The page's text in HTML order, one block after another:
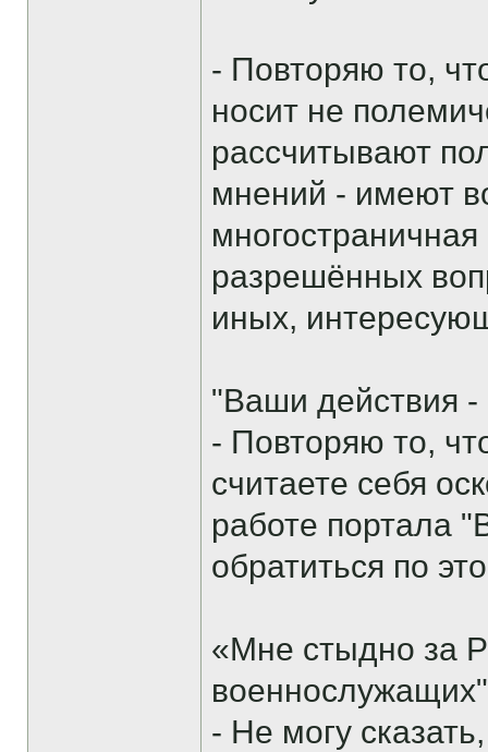
- Повторяю то,
носит не
рассчитывают
мнений - имеют
разрешённых
иных,
"Ваши действия
- Повторяю то,
считаете себя
работе портала
обратиться по
«Мне стыдно за
- Не могу